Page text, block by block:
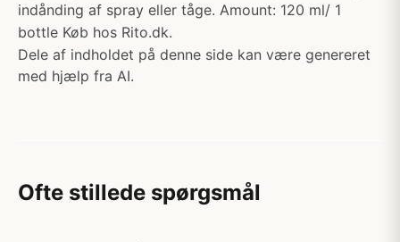
indånding af spray eller tåge. Amount: 120 ml/ 1
bottle Køb hos Rito.dk.
Dele af indholdet på denne side kan være genereret
med hjælp fra AI.
Ofte stillede spørgsmål